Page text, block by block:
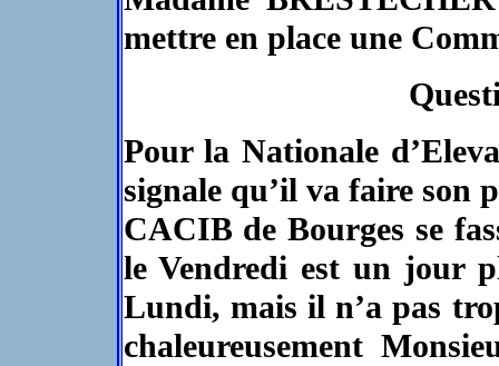
mettre en place une
Pour la Nationale
signale qu’il va faire son
CACIB de Bourges se
le Vendredi est un jour
Lundi, mais il n’a pas
chaleureusement